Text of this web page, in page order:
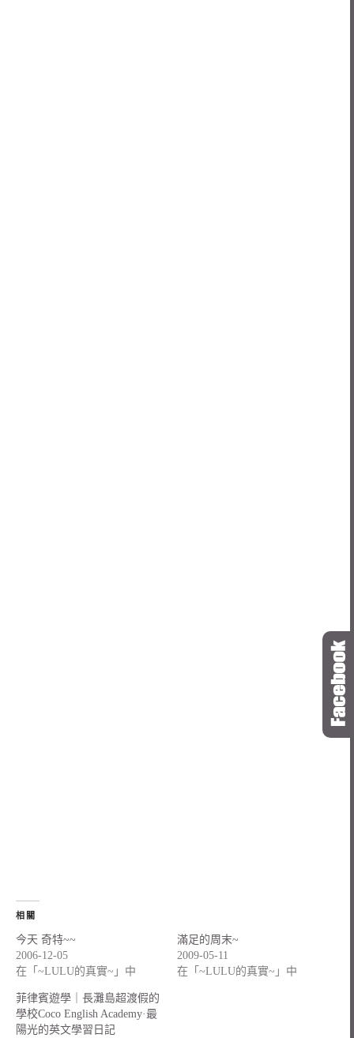
相關
今天 奇特~~
2006-12-05
在「~LULU的真實~」中
滿足的周末~
2009-05-11
在「~LULU的真實~」中
菲律賓遊學｜長灘島超渡假的
學校Coco English Academy·最
陽光的英文學習日記